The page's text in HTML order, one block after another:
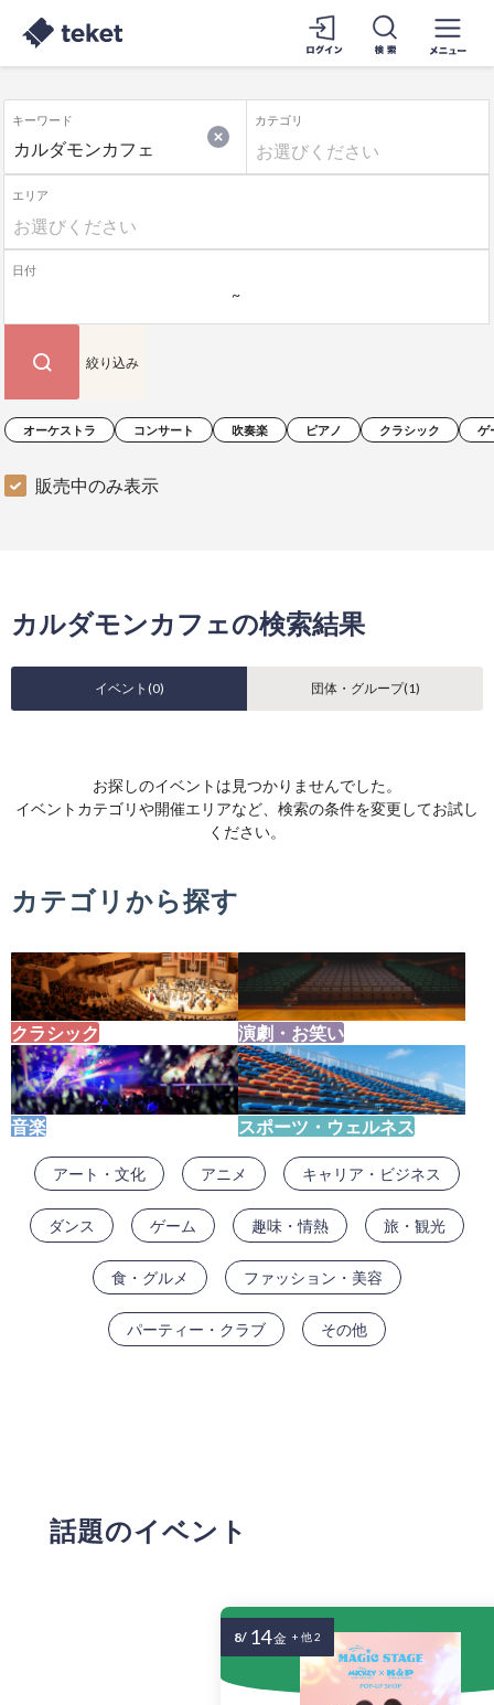
キーワード
オーケストラ コンサート 吹奏楽 ピアノ クラシック ゲ
カテゴリ
エリア
日付
販売中のみ表示
絞り込み
カルダモンカフェの検索結果
イベント(0) 団体・グループ(1)
お探しのイベントは見つかりませんでした。
イベントカテゴリや開催エリアなど、検索の条件を変更してお試し
ください。
カテゴリから探す
クラシック 演劇・お笑い
音楽 スポーツ・ウェルネス
アート・文化 アニメ キャリア・ビジネス
ダンス ゲーム 趣味・情熱 旅・観光
食・グルメ ファッション・美容
パーティー・クラブ その他
話題のイベント
8/ 14金 + 他 2